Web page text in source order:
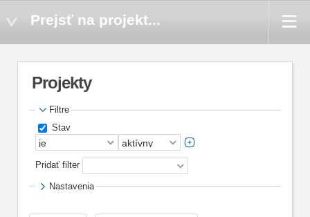
Prejsť na projekt...
Projekty
Filtre
Stav
Pridať filter
Nastavenia